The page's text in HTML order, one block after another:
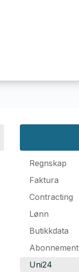
Regnskap
Faktura
Contracting
Lønn
Butikkdata
Abonnement
Uni24